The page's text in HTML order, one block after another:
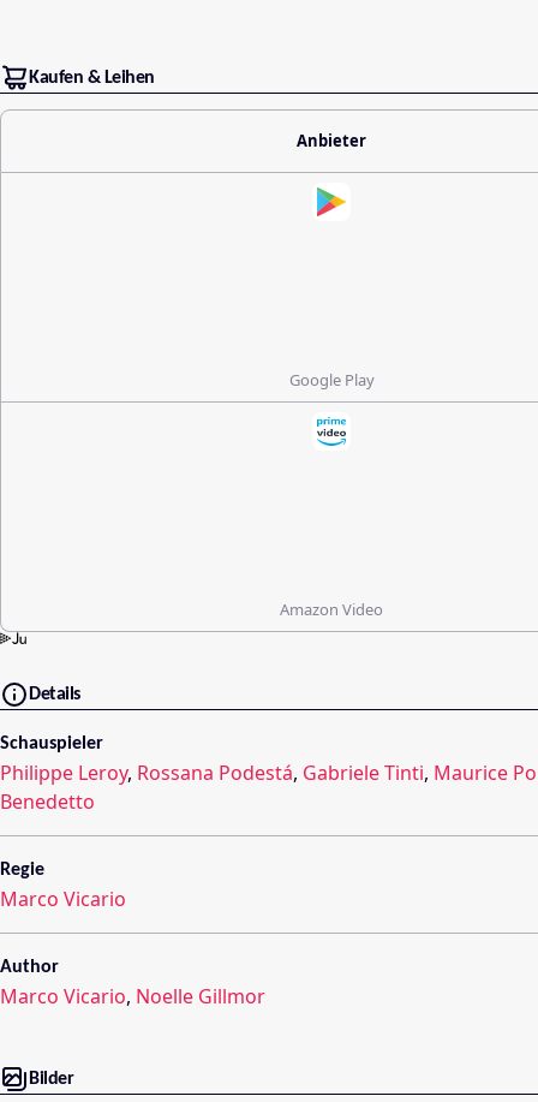
Kaufen & Leihen
Anbieter
Google Play
Amazon Video
Details
Schauspieler
Philippe Leroy, Rossana Podestá, Gabriele Tinti, Maurice
Benedetto
Regie
Marco Vicario
Author
Marco Vicario, Noelle Gillmor
Bilder